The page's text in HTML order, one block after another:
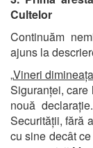
Cultelor
Continuăm
ajuns la
„Vineri
Siguranței, care
nouă
Securității, fără
cu sine decât